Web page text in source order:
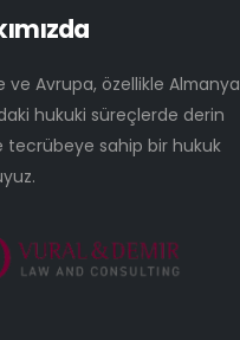
ve Avrupa, özellikle Almanya
hukuki süreçlerde derin
tecrübeye sahip bir hukuk